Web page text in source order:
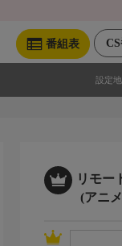
番組表
設定地
リモー
(アニ